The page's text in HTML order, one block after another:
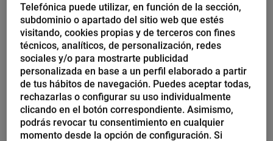
Telefónica puede utilizar, en función de la sección,
subdominio o apartado del sitio web que estés
visitando, cookies propias y de terceros con fines
técnicos, analíticos, de personalización, redes
sociales y/o para mostrarte publicidad
personalizada en base a un perfil elaborado a partir
de tus hábitos de navegación. Puedes aceptar todas,
rechazarlas o configurar su uso individualmente
clicando en el botón correspondiente. Asimismo,
podrás revocar tu consentimiento en cualquier
momento desde la opción de configuración. Si